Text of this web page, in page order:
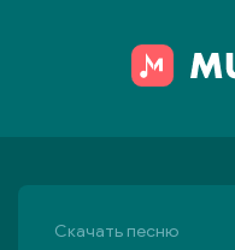
Скачать песню